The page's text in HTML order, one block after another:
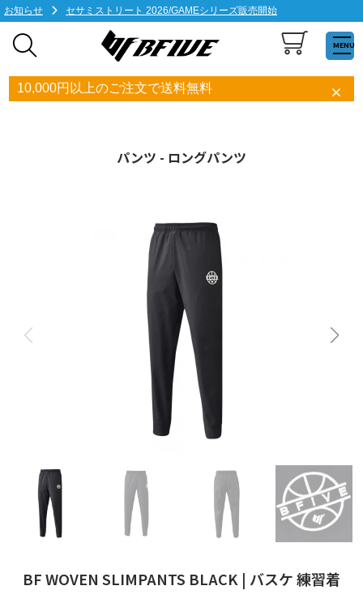
お知らせ セサミストリート 2026/GAMEシリーズ販売開始
MENU
10,000円以上のご注文で送料無料
パンツ - ロングパンツ
BF WOVEN SLIMPANTS BLACK | バスケ 練習着